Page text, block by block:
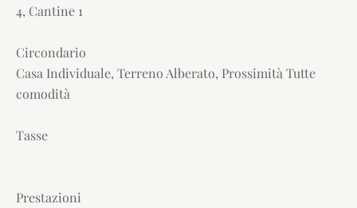
4, Cantine 1
Circondario
Casa Individuale, Terreno Alberato, Prossimità Tutte
comodità
Tasse
Prestazioni